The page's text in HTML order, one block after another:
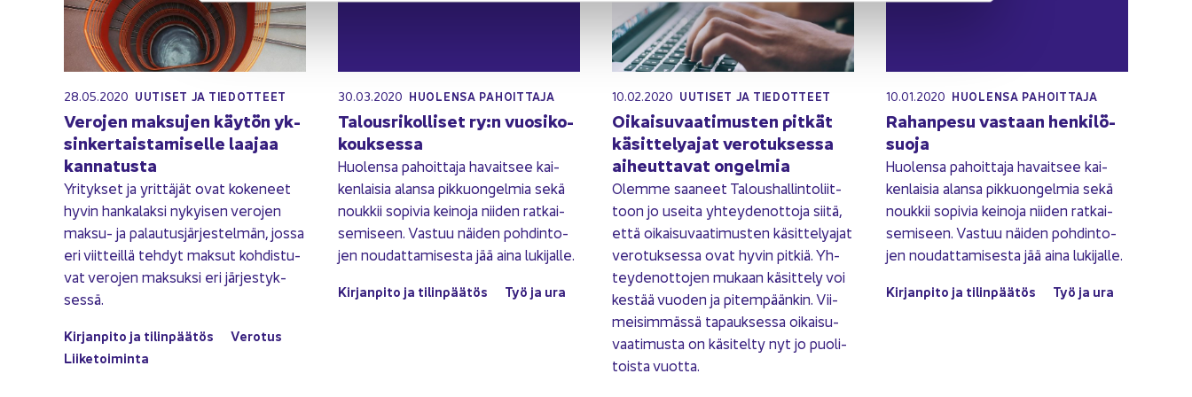
28.05.2020 UU­TI­SET JA TIE­DOT­TEET
Ve­ro­jen mak­su­jen käy­tön yk­
sin­ker­tais­ta­mi­sel­le laa­jaa
kan­na­tus­ta
Yri­tyk­set ja yrit­tä­jät ovat ko­ke­neet
hyvin han­ka­lak­si ny­kyi­sen ve­ro­jen
maksu-​ ja pa­lau­tus­jär­jes­tel­män, jossa
eri viit­teil­lä teh­dyt mak­sut koh­dis­tu­
vat ve­ro­jen mak­suk­si eri jär­jes­tyk­
ses­sä.
Kir­jan­pi­to ja ti­lin­pää­tös
Ve­ro­tus
Lii­ke­toi­min­ta
30.03.2020 HUO­LEN­SA PA­HOIT­TA­JA
Ta­lous­ri­kol­li­set ry:n vuo­si­ko­
kouk­ses­sa
Huo­len­sa pa­hoit­ta­ja ha­vait­see kai­
ken­lai­sia alan­sa pik­kuon­gel­mia sekä
nouk­kii so­pi­via kei­no­ja nii­den rat­kai­
se­mi­seen. Vas­tuu näi­den poh­din­to­
jen nou­dat­ta­mi­ses­ta jää aina lu­ki­jal­le.
Kir­jan­pi­to ja ti­lin­pää­tös Työ ja ura
10.02.2020 UU­TI­SET JA TIE­DOT­TEET
Oi­kai­su­vaa­ti­mus­ten pit­kät
kä­sit­te­ly­ajat ve­ro­tuk­ses­sa
ai­heut­ta­vat on­gel­mia
Olem­me saa­neet Ta­lous­hal­lin­to­liit­
toon jo usei­ta yh­tey­den­ot­to­ja siitä,
että oi­kai­su­vaa­ti­mus­ten kä­sit­te­ly­ajat
ve­ro­tuk­ses­sa ovat hyvin pit­kiä. Yh­
tey­den­ot­to­jen mu­kaan kä­sit­te­ly voi
kes­tää vuo­den ja pi­tem­pään­kin. Vii­
mei­sim­mäs­sä ta­pauk­ses­sa oi­kai­su­
vaa­ti­mus­ta on kä­si­tel­ty nyt jo puo­li­
tois­ta vuot­ta.
10.01.2020 HUO­LEN­SA PA­HOIT­TA­JA
Ra­han­pe­su vas­taan hen­ki­lö­
suo­ja
Huo­len­sa pa­hoit­ta­ja ha­vait­see kai­
ken­lai­sia alan­sa pik­kuon­gel­mia sekä
nouk­kii so­pi­via kei­no­ja nii­den rat­kai­
se­mi­seen. Vas­tuu näi­den poh­din­to­
jen nou­dat­ta­mi­ses­ta jää aina lu­ki­jal­le.
Kir­jan­pi­to ja ti­lin­pää­tös Työ ja ura